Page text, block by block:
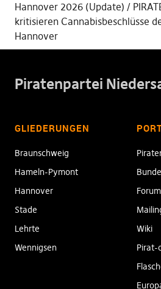
Hannover 2026 (Update)
kritisieren Cannabisbeschlüsse
Hannover
Piratenpartei
GLIEDERUNGEN
Braunschweig
Hameln-Pymont
Hannover
Stade
Lehrte
Wennigsen
Forum
Wiki
Pirat-